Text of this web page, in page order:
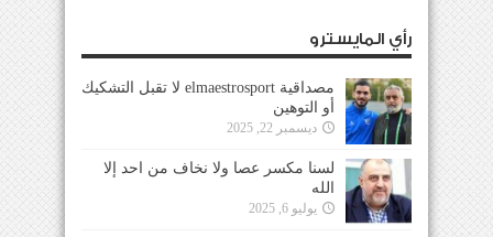
رأي المايسترو
مصداقية elmaestrosport لا تقبل التشكيك
أو التوهين
ديسمبر 22, 2025
لسنا مكسر عصا ولا نخاف من احد إلا
الله
يوليو 6, 2025